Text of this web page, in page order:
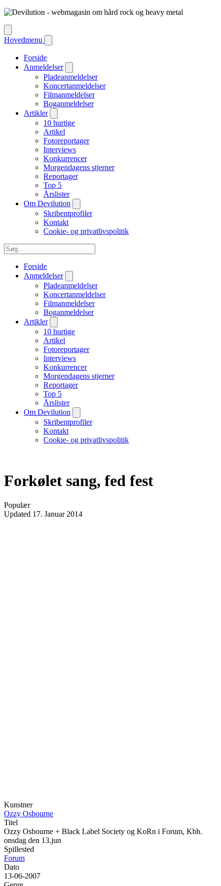
Hovedmenu
Forside
Anmeldelser
Pladeanmeldelser
Koncertanmeldelser
Filmanmeldelser
Boganmeldelser
Artikler
10 hurtige
Artikel
Fotoreportager
Interviews
Konkurrencer
Morgendagens stjerner
Reportager
Top 5
Årslister
Om Devilution
Skribentprofiler
Kontakt
Cookie- og privatlivspolitik
Forside
Anmeldelser
Pladeanmeldelser
Koncertanmeldelser
Filmanmeldelser
Boganmeldelser
Artikler
10 hurtige
Artikel
Fotoreportager
Interviews
Konkurrencer
Morgendagens stjerner
Reportager
Top 5
Årslister
Om Devilution
Skribentprofiler
Kontakt
Cookie- og privatlivspolitik
Forkølet sang, fed fest
Populær
Updated 17. Januar 2014
Kunstner
Ozzy Osbourne
Titel
Ozzy Osbourne + Black Label Society og KoRn i Forum, Kbh.
onsdag den 13.jun
Spillested
Forum
Dato
13-06-2007